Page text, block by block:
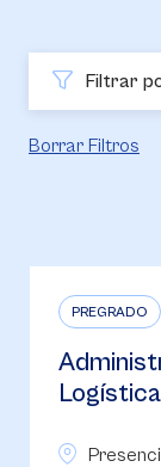
Filtrar
Borrar Filtros
PREGRADO